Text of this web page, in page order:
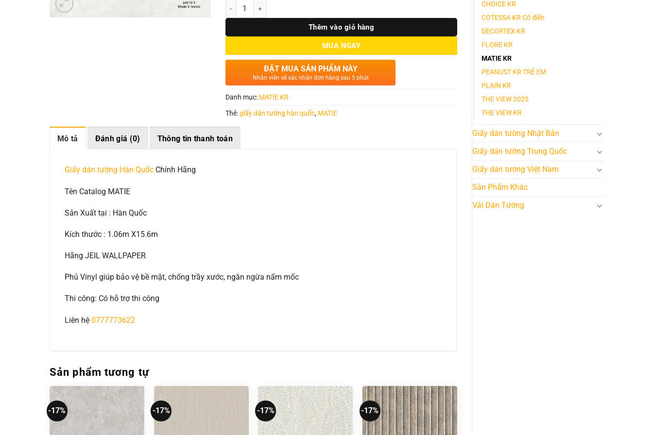
CHOICE KR
COTESSA KR Cổ điển
DECORTEX KR
FLORE KR
MATIE KR
PEANUST KR TRẺ EM
PLAIN KR
THE VIEW 2025
THE VIEW KR
Giấy dán tường Nhật Bản
Giấy dán tường Trung Quốc
Giấy dán tường Việt Nam
Sản Phẩm Khác
Vải Dán Tường
Số lượng
Thêm vào giỏ hàng
MUA NGAY
ĐẶT MUA SẢN PHẨM NÀY
Nhân viên sẽ xác nhận đơn hàng sau 5 phút
Danh mục: MATIE KR
Thẻ:giấy dán tường hàn quốc, MATIE
Mô tả Đánh giá (0) Thông tin thanh toán
Giấy dán tường Hàn Quốc Chính Hãng
Tên Catalog MATIE
Sản Xuất tại : Hàn Quốc
Kích thước : 1.06m X15.6m
Hãng JEIL WALLPAPER
Phủ Vinyl giúp bảo vệ bề mặt, chống trầy xước, ngăn ngừa nấm mốc
Thi công: Có hỗ trợ thi công
Liên hệ 0777773622
Sản phẩm tương tự
-17% -17% -17% -17%